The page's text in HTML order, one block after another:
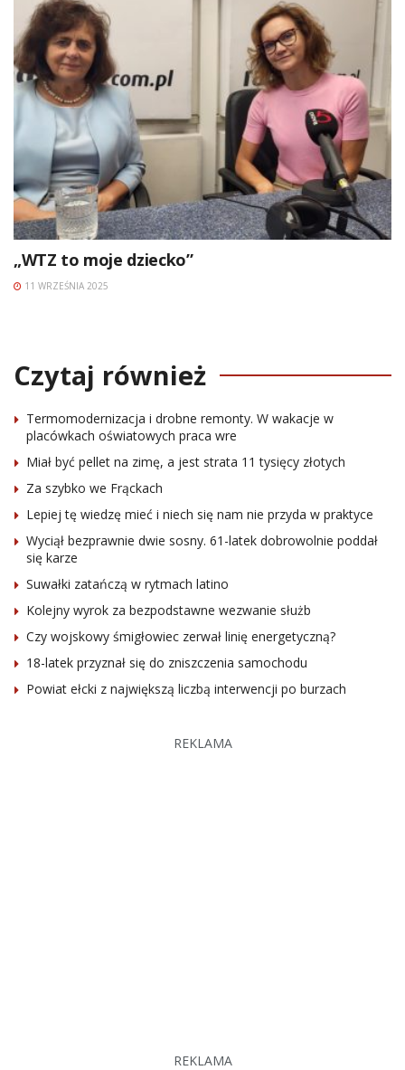
„WTZ to moje dziecko”
11 WRZEŚNIA 2025
Czytaj również
Termomodernizacja i drobne remonty. W wakacje w
placówkach oświatowych praca wre
Miał być pellet na zimę, a jest strata 11 tysięcy złotych
Za szybko we Frąckach
Lepiej tę wiedzę mieć i niech się nam nie przyda w praktyce
Wyciął bezprawnie dwie sosny. 61-latek dobrowolnie poddał
się karze
Suwałki zatańczą w rytmach latino
Kolejny wyrok za bezpodstawne wezwanie służb
Czy wojskowy śmigłowiec zerwał linię energetyczną?
18-latek przyznał się do zniszczenia samochodu
Powiat ełcki z największą liczbą interwencji po burzach
REKLAMA
REKLAMA